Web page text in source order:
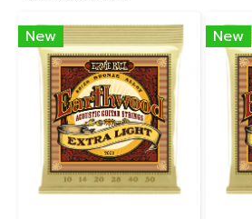
New New